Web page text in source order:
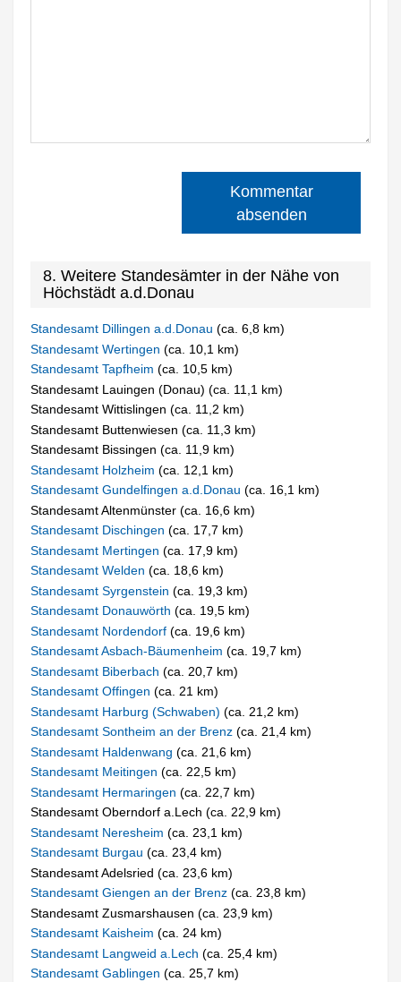
Kommentar
absenden
8. Weitere Standesämter in der Nähe von
Höchstädt a.d.Donau
Standesamt Dillingen a.d.Donau(ca. 6,8 km)
Standesamt Wertingen(ca. 10,1 km)
Standesamt Tapfheim(ca. 10,5 km)
Standesamt Lauingen (Donau) (ca. 11,1 km)
Standesamt Wittislingen (ca. 11,2 km)
Standesamt Buttenwiesen (ca. 11,3 km)
Standesamt Bissingen (ca. 11,9 km)
Standesamt Holzheim(ca. 12,1 km)
Standesamt Gundelfingen a.d.Donau(ca. 16,1 km)
Standesamt Altenmünster (ca. 16,6 km)
Standesamt Dischingen(ca. 17,7 km)
Standesamt Mertingen(ca. 17,9 km)
Standesamt Welden(ca. 18,6 km)
Standesamt Syrgenstein(ca. 19,3 km)
Standesamt Donauwörth(ca. 19,5 km)
Standesamt Nordendorf(ca. 19,6 km)
Standesamt Asbach-Bäumenheim(ca. 19,7 km)
Standesamt Biberbach(ca. 20,7 km)
Standesamt Offingen(ca. 21 km)
Standesamt Harburg (Schwaben)(ca. 21,2 km)
Standesamt Sontheim an der Brenz(ca. 21,4 km)
Standesamt Haldenwang(ca. 21,6 km)
Standesamt Meitingen(ca. 22,5 km)
Standesamt Hermaringen(ca. 22,7 km)
Standesamt Oberndorf a.Lech (ca. 22,9 km)
Standesamt Neresheim(ca. 23,1 km)
Standesamt Burgau(ca. 23,4 km)
Standesamt Adelsried (ca. 23,6 km)
Standesamt Giengen an der Brenz(ca. 23,8 km)
Standesamt Zusmarshausen (ca. 23,9 km)
Standesamt Kaisheim(ca. 24 km)
Standesamt Langweid a.Lech(ca. 25,4 km)
Standesamt Gablingen(ca. 25,7 km)